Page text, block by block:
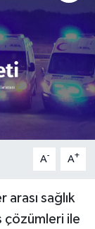
A- A+
sağlık
çözümleri ile